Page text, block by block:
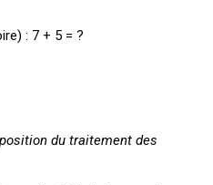
: 7 + 5 = ?
du traitement des